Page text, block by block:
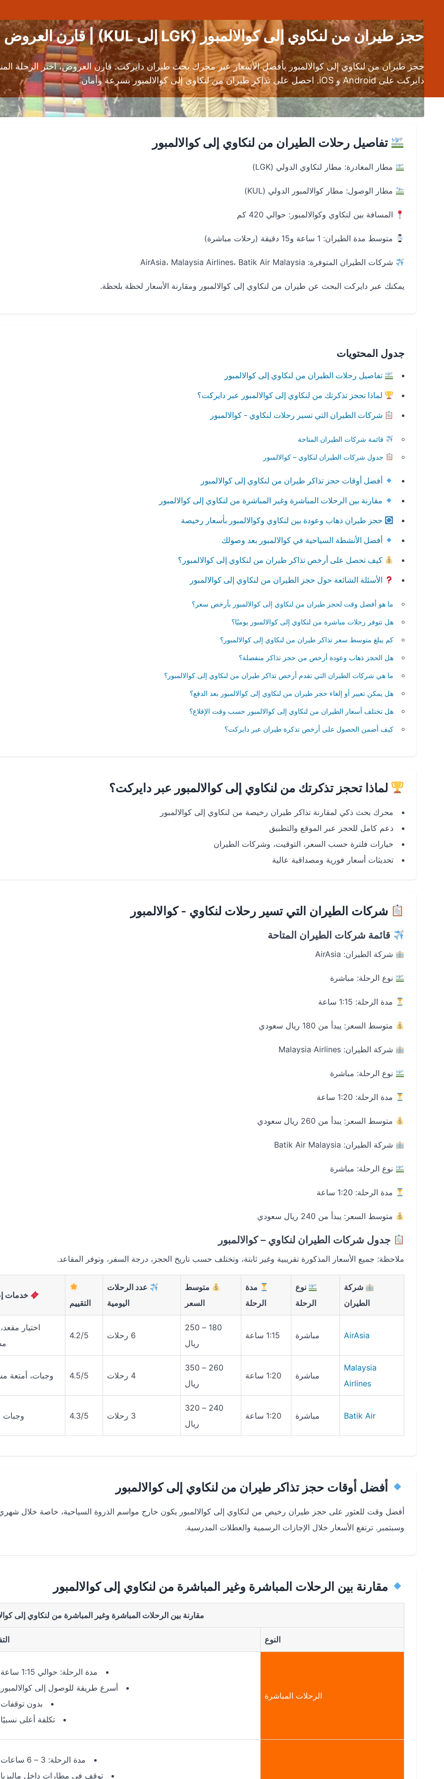
حجز طيران من لنكاوي إلى كوالالمبور (LGK إلى KUL) | قارن العروض
حجز طيران من لنكاوي إلى كوالالمبور بأفضل الأسعار عبر محرك بحث طيران دايركت. قارن العروض، اختر الرحلة
دايركت على Android و iOS. احصل على تذاكر طيران من لنكاوي إلى كوالالمبور بسرعة وأمان.
تفاصيل رحلات الطيران من لنكاوي إلى كوالالمبور
مطار المغادرة: مطار لنكاوي الدولي (LGK)
مطار الوصول: مطار كوالالمبور الدولي (KUL)
المسافة بين لنكاوي وكوالالمبور: حوالي 420 كم
متوسط مدة الطيران: 1 ساعة و15 دقيقة (رحلات مباشرة)
شركات الطيران المتوفرة: AirAsia، Malaysia Airlines، Batik Air Malaysia
يمكنك عبر دايركت البحث عن طيران من لنكاوي إلى كوالالمبور ومقارنة الأسعار لحظة بلحظة.
جدول المحتويات
تفاصيل رحلات الطيران من لنكاوي إلى كوالالمبور
لماذا تحجز تذكرتك من لنكاوي إلى كوالالمبور عبر دايركت؟
شركات الطيران التي تسير رحلات لنكاوي - كوالالمبور
قائمة شركات الطيران المتاحة
جدول شركات الطيران لنكاوي – كوالالمبور
أفضل أوقات حجز تذاكر طيران من لنكاوي إلى كوالالمبور
مقارنة بين الرحلات المباشرة وغير المباشرة من لنكاوي إلى كوالالمبور
حجز طيران ذهاب وعودة بين لنكاوي وكوالالمبور بأسعار رخيصة
أفضل الأنشطة السياحية في كوالالمبور بعد وصولك
كيف تحصل على أرخص تذاكر طيران من لنكاوي إلى كوالالمبور؟
الأسئلة الشائعة حول حجز الطيران من لنكاوي إلى كوالالمبور
ما هو أفضل وقت لحجز طيران من لنكاوي إلى كوالالمبور بأرخص سعر؟
هل تتوفر رحلات مباشرة من لنكاوي إلى كوالالمبور يوميًا؟
كم يبلغ متوسط سعر تذاكر طيران من لنكاوي إلى كوالالمبور؟
هل الحجز ذهاب وعودة أرخص من حجز تذاكر منفصلة؟
ما هي شركات الطيران التي تقدم أرخص تذاكر طيران من لنكاوي إلى كوالالمبور؟
هل يمكن تغيير أو إلغاء حجز طيران من لنكاوي إلى كوالالمبور بعد الدفع؟
هل تختلف أسعار الطيران من لنكاوي إلى كوالالمبور حسب وقت الإقلاع؟
كيف أضمن الحصول على أرخص تذكرة طيران عبر دايركت؟
لماذا تحجز تذكرتك من لنكاوي إلى كوالالمبور عبر دايركت؟
محرك بحث ذكي لمقارنة تذاكر طيران رخيصة من لنكاوي إلى كوالالمبور
دعم كامل للحجز عبر الموقع والتطبيق
خيارات فلترة حسب السعر، التوقيت، وشركات الطيران
تحديثات أسعار فورية ومصداقية عالية
شركات الطيران التي تسير رحلات لنكاوي - كوالالمبور
قائمة شركات الطيران المتاحة
شركة الطيران: AirAsia
نوع الرحلة: مباشرة
مدة الرحلة: 1:15 ساعة
متوسط السعر: يبدأ من 180 ريال سعودي
شركة الطيران: Malaysia Airlines
نوع الرحلة: مباشرة
مدة الرحلة: 1:20 ساعة
متوسط السعر: يبدأ من 260 ريال سعودي
شركة الطيران: Batik Air Malaysia
نوع الرحلة: مباشرة
مدة الرحلة: 1:20 ساعة
متوسط السعر: يبدأ من 240 ريال سعودي
جدول شركات الطيران لنكاوي – كوالالمبور
ملاحظة: جميع الأسعار المذكورة تقريبية وغير ثابتة، وتختلف حسب تاريخ الحجز، درجة السفر، وتوفر المقاعد.
شركة
الطيران
نوع
الرحلة
مدة
الرحلة
متوسط
السعر
عدد الرحلات
اليومية
التقييم
خدمات
AirAsia مباشرة 1:15 ساعة
180 – 250
ريال
6 رحلات 4.2/5
اختيار
Malaysia
Airlines
مباشرة 1:20 ساعة
260 – 350
ريال
4 رحلات 4.5/5 وجبات، أمتعة
Batik Air مباشرة 1:20 ساعة
240 – 320
ريال
3 رحلات 4.3/5 وجبات
أفضل أوقات حجز تذاكر طيران من لنكاوي إلى كوالالمبور
أفضل وقت للعثور على حجز طيران رخيص من لنكاوي إلى كوالالمبور يكون خارج مواسم الذروة السياحية، خاصة خلال شهري
وسبتمبر. ترتفع الأسعار خلال الإجازات الرسمية والعطلات المدرسية.
مقارنة بين الرحلات المباشرة وغير المباشرة من لنكاوي إلى كوالالمبور
مقارنة بين الرحلات المباشرة وغير المباشرة من لنكاوي إلى
النوع
الرحلات المباشرة
مدة الرحلة: حوالي 1:15 ساعة
أسرع طريقة للوصول إلى كوالالمبور
بدون توقفات
تكلفة أعلى نسبيًا
مدة الرحلة: 3 – 6 ساعات
توقف في مطارات داخل ماليزيا